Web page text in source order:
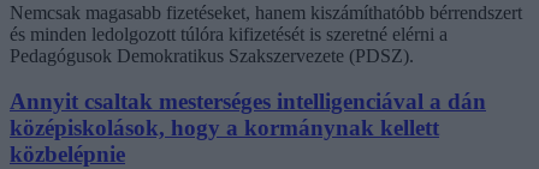
Nemcsak magasabb fizetéseket, hanem kiszámíthatóbb bérrendszert
és minden ledolgozott túlóra kifizetését is szeretné elérni a
Pedagógusok Demokratikus Szakszervezete (PDSZ).
Annyit csaltak mesterséges intelligenciával a dán
középiskolások, hogy a kormánynak kellett
közbelépnie